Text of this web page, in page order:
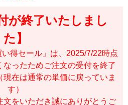
が終了いたしまし
た】
い得セール」は、2025/7/22時点
ったためご注文の受付を終了
在は通常の単価に戻っていま
す）
文をいただき誠にありがとうご